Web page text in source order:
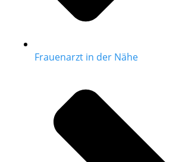
Frauenarzt in der Nähe